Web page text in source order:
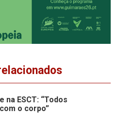
na ESCT: “Todos
o corpo”